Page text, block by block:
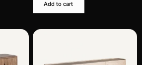
Add to cart